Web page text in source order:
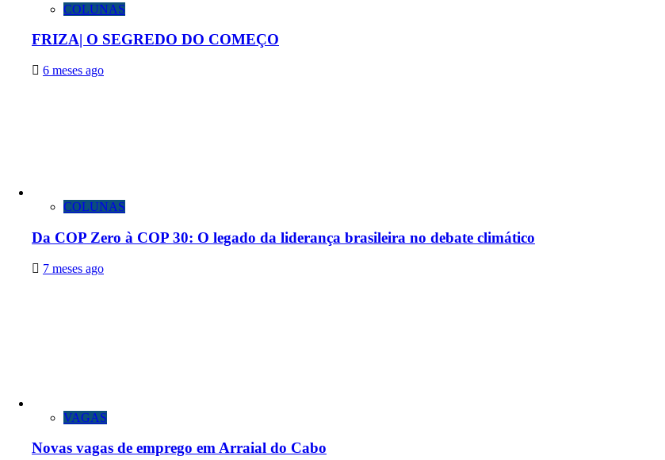
COLUNAS
FRIZA| O SEGREDO DO COMEÇO
6 meses ago
COLUNAS
Da COP Zero à COP 30: O legado da liderança brasileira no debate climático
7 meses ago
VAGAS
Novas vagas de emprego em Arraial do Cabo